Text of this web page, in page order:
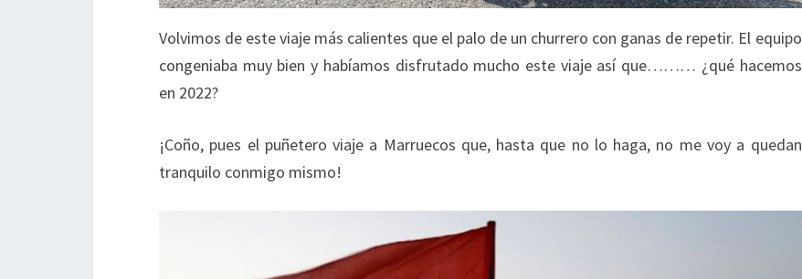
Volvimos de este viaje más calientes que el palo de un churrero con ganas de repetir. El equipo
congeniaba muy bien y habíamos disfrutado mucho este viaje así que……… ¿qué hacemos
en 2022?
¡Coño, pues el puñetero viaje a Marruecos que, hasta que no lo haga, no me voy a quedan
tranquilo conmigo mismo!